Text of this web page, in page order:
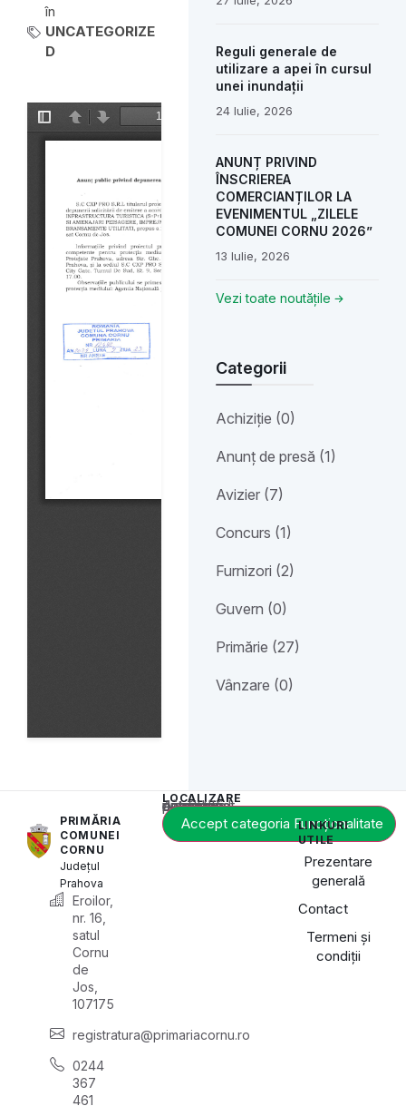
în
UNCATEGORIZE
D
Reguli generale de
utilizare a apei în cursul
unei inundații
24 Iulie, 2026
ANUNȚ PRIVIND
ÎNSCRIEREA
COMERCIANȚILOR LA
EVENIMENTUL „ZILELE
COMUNEI CORNU 2026”
13 Iulie, 2026
Vezi toate noutățile
Categorii
Achiziție (0)
Anunț de presă (1)
Avizier (7)
Concurs (1)
Furnizori (2)
Guvern (0)
Primărie (27)
Vânzare (0)
PRIMĂRIA
COMUNEI
CORNU
Județul
Prahova
Eroilor,
nr. 16,
satul
Cornu
de
Jos,
107175
registratura@primariacornu.ro
0244
367
461
LOCALIZARE
Acest conținut este blocat până când acceptați categoria de cookie-uri necesară.
Accept categoria Funcționalitate
LINKURI
UTILE
Prezentare
generală
Contact
Termeni și
condiții